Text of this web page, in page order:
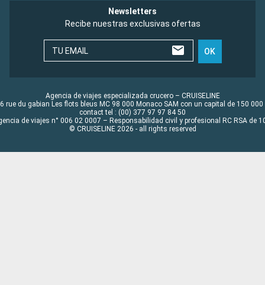
Newsletters
Recibe nuestras exclusivas ofertas
TU EMAIL OK
Agencia de viajes especializada crucero – CRUISELINE
rue du gabian Les flots bleus MC 98 000 Monaco SAM con un capital de 150 000
contact tel : (00) 377 97 97 84 50
de viajes n° 006 02 0007 – Responsabilidad civil y profesional RC RSA de
© CRUISELINE 2026 - all rights reserved